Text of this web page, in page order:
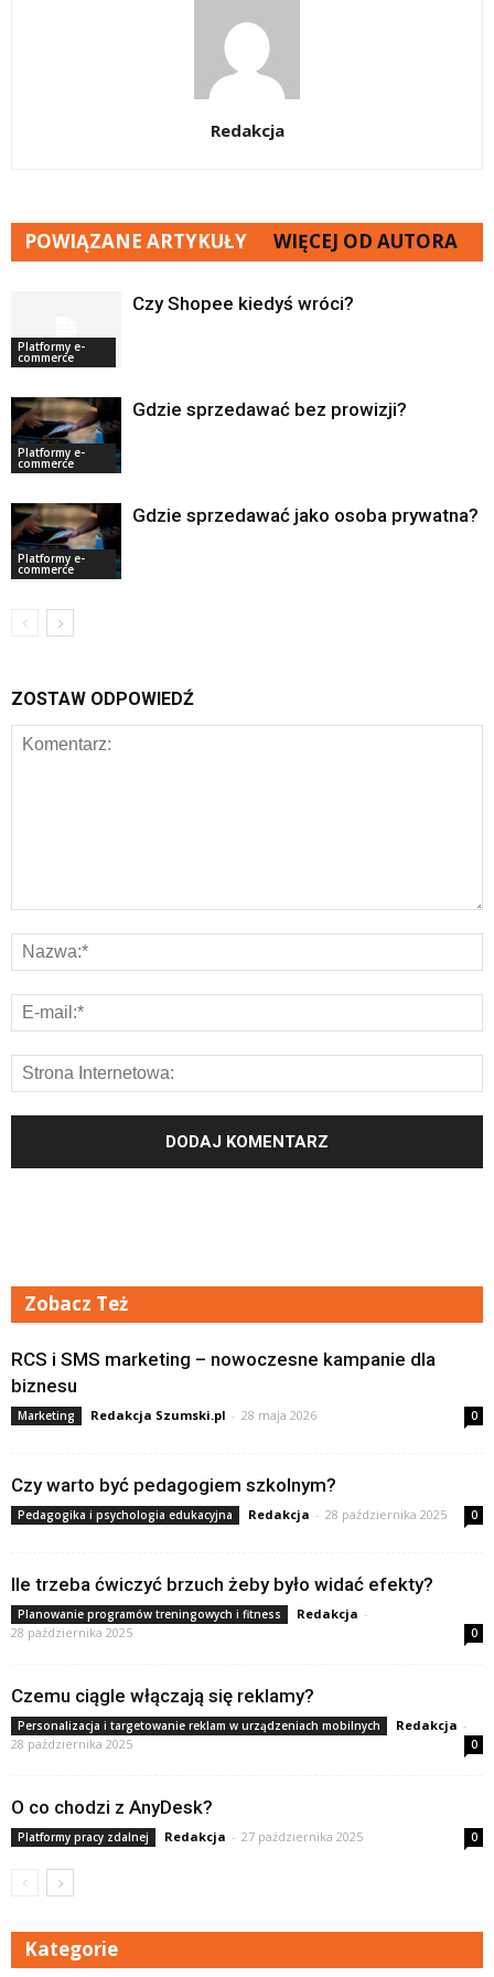
Redakcja
POWIĄZANE ARTYKUŁY WIĘCEJ OD AUTORA
Platformy e-
commerce
Czy Shopee kiedyś wróci?
Platformy e-
commerce
Gdzie sprzedawać bez prowizji?
Platformy e-
commerce
Gdzie sprzedawać jako osoba prywatna?
ZOSTAW ODPOWIEDŹ
Zobacz Też
RCS i SMS marketing – nowoczesne kampanie dla
biznesu
Marketing Redakcja Szumski.pl - 28 maja 2026 0
Czy warto być pedagogiem szkolnym?
Pedagogika i psychologia edukacyjna Redakcja - 28 października 2025 0
Ile trzeba ćwiczyć brzuch żeby było widać efekty?
Planowanie programów treningowych i fitness Redakcja -
28 października 2025
0
Czemu ciągle włączają się reklamy?
Personalizacja i targetowanie reklam w urządzeniach mobilnych Redakcja -
28 października 2025
0
O co chodzi z AnyDesk?
Platformy pracy zdalnej Redakcja - 27 października 2025 0
Kategorie